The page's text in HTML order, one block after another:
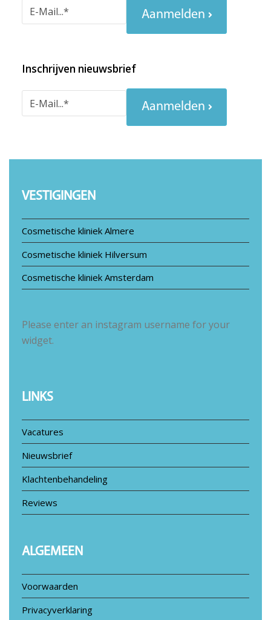
Aanmelden
Inschrijven nieuwsbrief
Aanmelden
VESTIGINGEN
Cosmetische kliniek Almere
Cosmetische kliniek Hilversum
Cosmetische kliniek Amsterdam
Please enter an instagram username for your
widget.
LINKS
Vacatures
Nieuwsbrief
Klachtenbehandeling
Reviews
ALGEMEEN
Voorwaarden
Privacyverklaring